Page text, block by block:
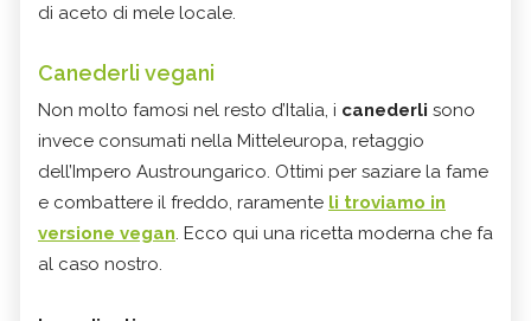
di aceto di mele locale.
Canederli vegani
Non molto famosi nel resto d’Italia, i canederli sono
invece consumati nella Mitteleuropa, retaggio
dell’Impero Austroungarico. Ottimi per saziare la fame
e combattere il freddo, raramente li troviamo in
versione vegan. Ecco qui una ricetta moderna che fa
al caso nostro.